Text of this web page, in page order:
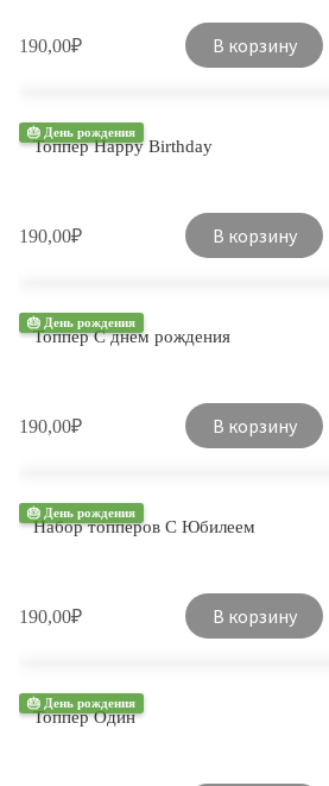
190,00₽ В корзину
🎂 День рождения
Топпер Happy Birthday
190,00₽ В корзину
🎂 День рождения
Топпер С днем рождения
190,00₽ В корзину
🎂 День рождения
Набор топперов С Юбилеем
190,00₽ В корзину
🎂 День рождения
Топпер Один